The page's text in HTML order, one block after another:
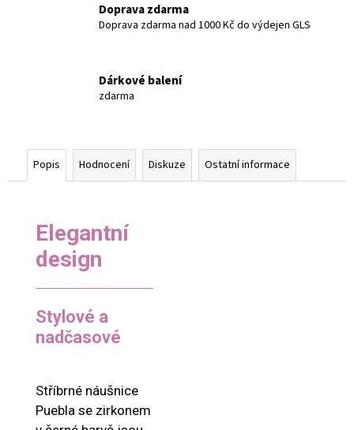
Doprava zdarma
Doprava zdarma nad 1000 Kč do výdejen GLS
Dárkové balení
zdarma
Popis Hodnocení Diskuze Ostatní informace
Elegantní
design
Stylové a
nadčasové
Stříbrné náušnice
Puebla se zirkonem